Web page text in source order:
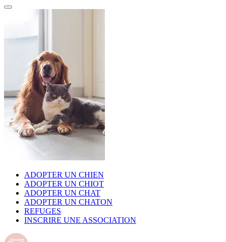
ADOPTER UN CHIEN
ADOPTER UN CHIOT
ADOPTER UN CHAT
ADOPTER UN CHATON
REFUGES
INSCRIRE UNE ASSOCIATION